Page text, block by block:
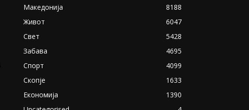
Македонија
8188
Живот
6047
Свет
5428
Забава
4695
Спорт
4099
Скопје
1633
Економија
1390